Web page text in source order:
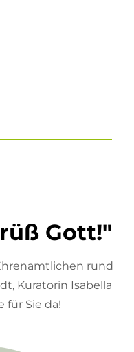
Gott!"
rund
Kuratorin Isabella
für Sie da!